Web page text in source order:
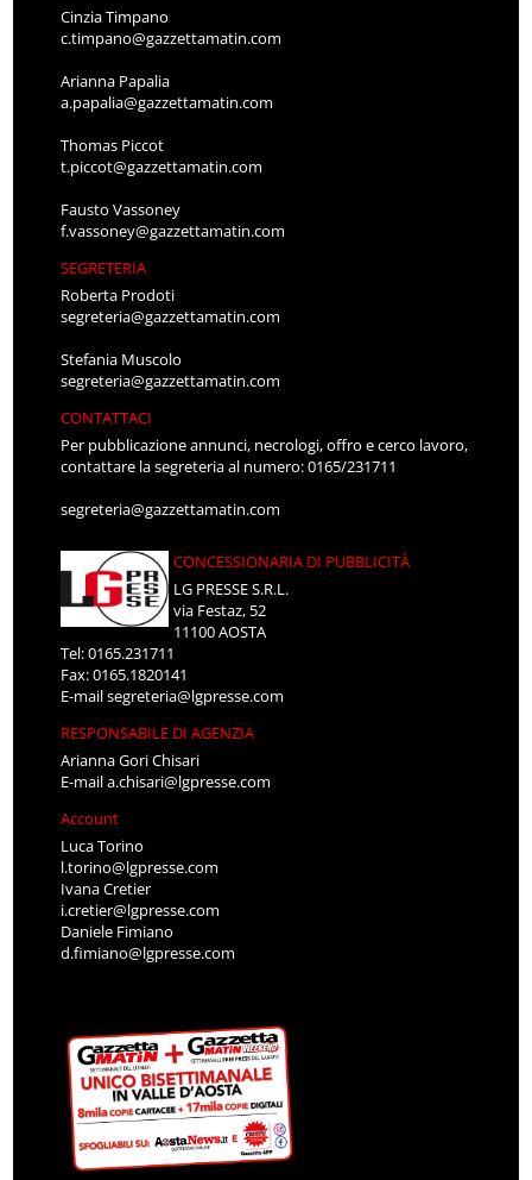
Cinzia Timpano
c.timpano@gazzettamatin.com
Arianna Papalia
a.papalia@gazzettamatin.com
Thomas Piccot
t.piccot@gazzettamatin.com
Fausto Vassoney
f.vassoney@gazzettamatin.com
SEGRETERIA
Roberta Prodoti
segreteria@gazzettamatin.com
Stefania Muscolo
segreteria@gazzettamatin.com
CONTATTACI
Per pubblicazione annunci, necrologi, offro e cerco lavoro,
contattare la segreteria al numero: 0165/231711
segreteria@gazzettamatin.com
CONCESSIONARIA DI PUBBLICITÀ
LG PRESSE S.R.L.
via Festaz, 52
11100 AOSTA
Tel: 0165.231711
Fax: 0165.1820141
E-mailsegreteria@lgpresse.com
RESPONSABILE DI AGENZIA
Arianna Gori Chisari
E-maila.chisari@lgpresse.com
Account
Luca Torino
l.torino@lgpresse.com
Ivana Cretier
i.cretier@lgpresse.com
Daniele Fimiano
d.fimiano@lgpresse.com